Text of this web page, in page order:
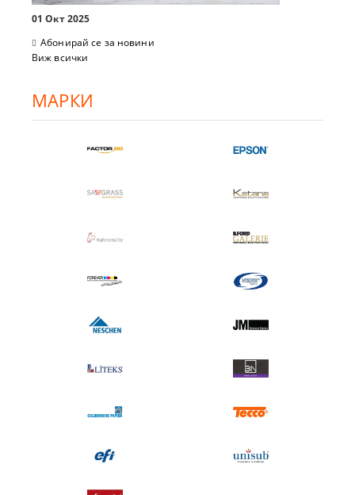
01 Окт 2025
Абонирай се за новини
Виж всички
МАРКИ